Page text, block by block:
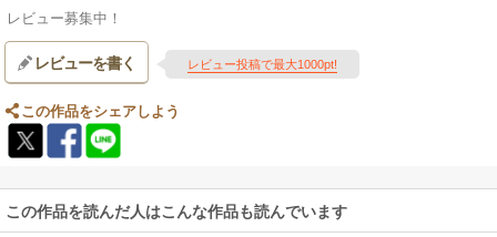
レビュー募集中！
レビューを書く レビュー投稿で最大1000pt!
この作品をシェアしよう
この作品を読んだ人はこんな作品も読んでいます